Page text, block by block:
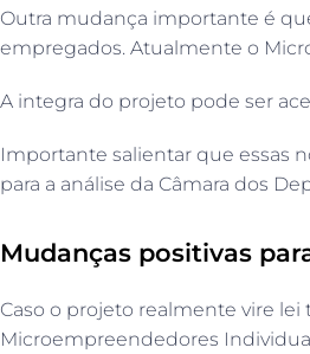
Outra mudança importante é
empregados. Atualmente o
A integra do projeto pode ser
Importante salientar que essas
para a análise da Câmara dos
Mudanças positivas
Caso o projeto realmente vire
Microempreendedores